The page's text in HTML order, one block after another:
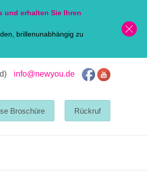
und erhalten Sie Ihren
brillenunabhängig zu
info@newyou.de
Broschüre Rückruf